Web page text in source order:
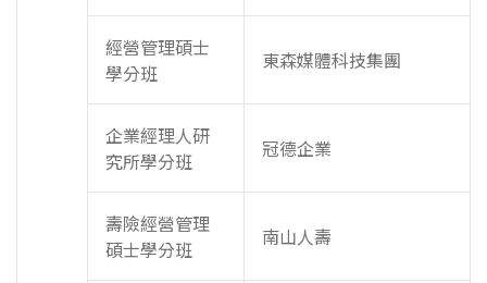
經營管理碩士
學分班
東森媒體科技集團
企業經理人研
究所學分班
冠德企業
壽險經營管理
碩士學分班
南山人壽